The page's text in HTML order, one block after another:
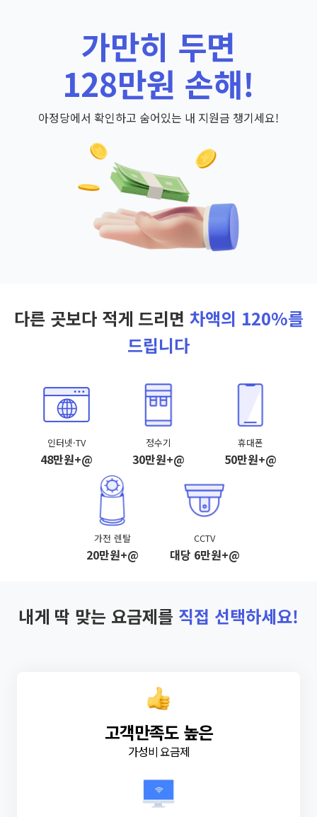
가만히 두면
128만원 손해!
아정당에서 확인하고 숨어있는 내 지원금 챙기세요!
다른 곳보다 적게 드리면 차액의 120%를
드립니다
인터넷·TV
48만원+@
정수기
30만원+@
휴대폰
50만원+@
가전 렌탈
20만원+@
CCTV
대당 6만원+@
내게 딱 맞는 요금제를 직접 선택하세요!
고객만족도 높은
가성비 요금제